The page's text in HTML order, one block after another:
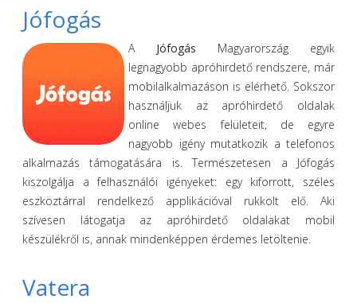
Jófogás
A Jófogás Magyarország egyik
legnagyobb apróhirdető rendszere, már
mobilalkalmazáson is elérhető. Sokszor
használjuk az apróhirdető oldalak
online webes felületeit, de egyre
nagyobb igény mutatkozik a telefonos
alkalmazás támogatására is. Természetesen a Jófogás
kiszolgálja a felhasználói igényeket: egy kiforrott, széles
eszköztárral rendelkező applikációval rukkolt elő. Aki
szívesen látogatja az apróhirdető oldalakat mobil
készülékről is, annak mindenképpen érdemes letöltenie.
Vatera